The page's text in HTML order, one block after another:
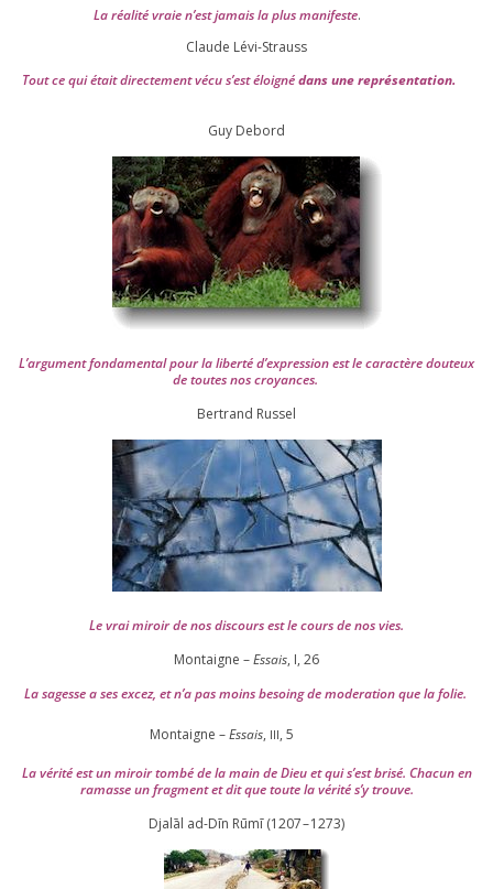
La réa­lité vraie n’est jamais la plus mani­feste.
Claude Lévi-Strauss
Tout ce qui était direc­te­ment vécu s’est éloi­gnédans une repré­sen­ta­tion.
Guy Debord
L’argument fon­da­men­tal pour la liber­té d’expression est le carac­tère dou­teux
de toutes nos croyances.
Ber­trand Russel
Le vrai miroir de nos dis­cours est le cours de nos vies.
Montaigne –Essais, I, 26
La sagesse a ses excez, et n’a pas moins besoing de mode­ra­tion que la folie.
Montaigne –Essais, III, 5
La véri­té est un miroir tom­bé de la main de Dieu et qui s’est bri­sé. Chacun en
ramasse un frag­ment et dit que toute la véri­té s’y trouve.
Djalāl ad-Dīn Rūmī (1207–1273)